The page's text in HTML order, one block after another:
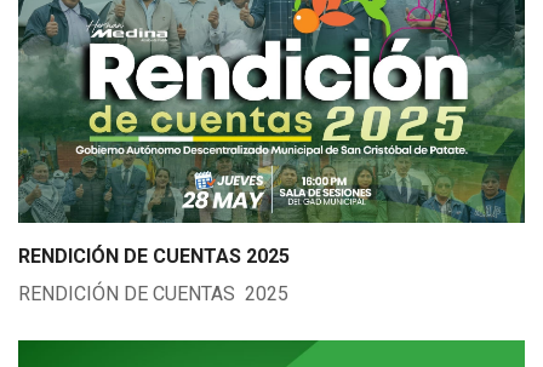
RENDICIÓN DE CUENTAS 2025
RENDICIÓN DE CUENTAS 2025